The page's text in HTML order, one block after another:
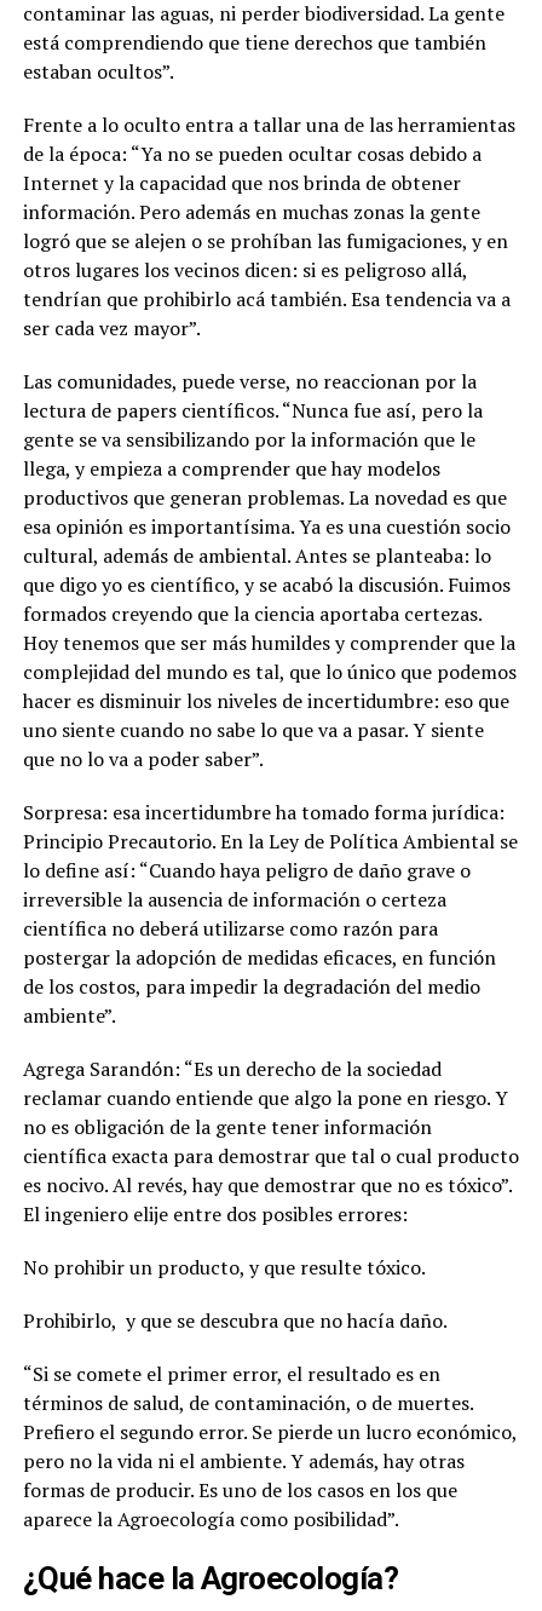
contaminar las aguas, ni perder biodiversidad.La gente
está comprendiendo que tiene derechos que también
estaban ocultos”.
Frente a lo oculto entra a tallar una de las herramientas
de la época: “Ya no se pueden ocultar cosas debido a
Internet y la capacidad que nos brinda de obtener
información. Pero además en muchas zonas la gente
logró que se alejen o se prohíban las fumigaciones, y en
otros lugares los vecinos dicen: si es peligroso allá,
tendrían que prohibirlo acá también. Esa tendencia va a
ser cada vez mayor”.
Las comunidades, puede verse, no reaccionan por la
lectura de papers científicos. “Nunca fue así, pero la
gente se va sensibilizando por la información que le
llega, y empieza a comprender que hay modelos
productivos que generan problemas. La novedad es que
esa opinión es importantísima. Ya es una cuestión socio
cultural, además de ambiental. Antes se planteaba: lo
que digo yo es científico, y se acabó la discusión. Fuimos
formados creyendo que la ciencia aportaba certezas.
Hoy tenemos que ser más humildes y comprender que la
complejidad del mundo es tal, que lo único que podemos
hacer es disminuir los niveles de incertidumbre: eso que
uno siente cuando no sabe lo que va a pasar. Y siente
que no lo va a poder saber”.
Sorpresa: esa incertidumbre ha tomado forma jurídica:
Principio Precautorio. En la Ley de Política Ambiental se
lo define así: “Cuando haya peligro de daño grave o
irreversible la ausencia de información o certeza
científica no deberá utilizarse como razón para
postergar la adopción de medidas eficaces, en función
de los costos, para impedir la degradación del medio
ambiente”.
Agrega Sarandón: “Es un derecho de la sociedad
reclamar cuando entiende que algo la pone en riesgo. Y
no es obligación de la gente tener información
científica exacta para demostrar que tal o cual producto
es nocivo. Al revés, hay que demostrar que no es tóxico”.
El ingeniero elije entre dos posibles errores:
No prohibir un producto, y que resulte tóxico.
Prohibirlo, y que se descubra que no hacía daño.
“Si se comete el primer error, el resultado es en
términos de salud, de contaminación, o de muertes.
Prefiero el segundo error. Se pierde un lucro económico,
pero no la vida ni el ambiente. Y además, hay otras
formas de producir. Es uno de los casos en los que
aparece la Agroecología como posibilidad”.
¿Qué hace la Agroecología?